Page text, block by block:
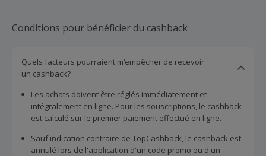
Conditions pour bénéficier du cashback
Quels facteurs pourraient m’empêcher de recevoir
un cashback?
Les achats doivent être réglés immédiatement et
intégralement en ligne. Pour les souscriptions, le cashback
est calculé sur le premier paiement effectué en ligne.
Sauf indication contraire de TopCashback, le cashback est
annulé lors de l'application d'un code promo ou d'un